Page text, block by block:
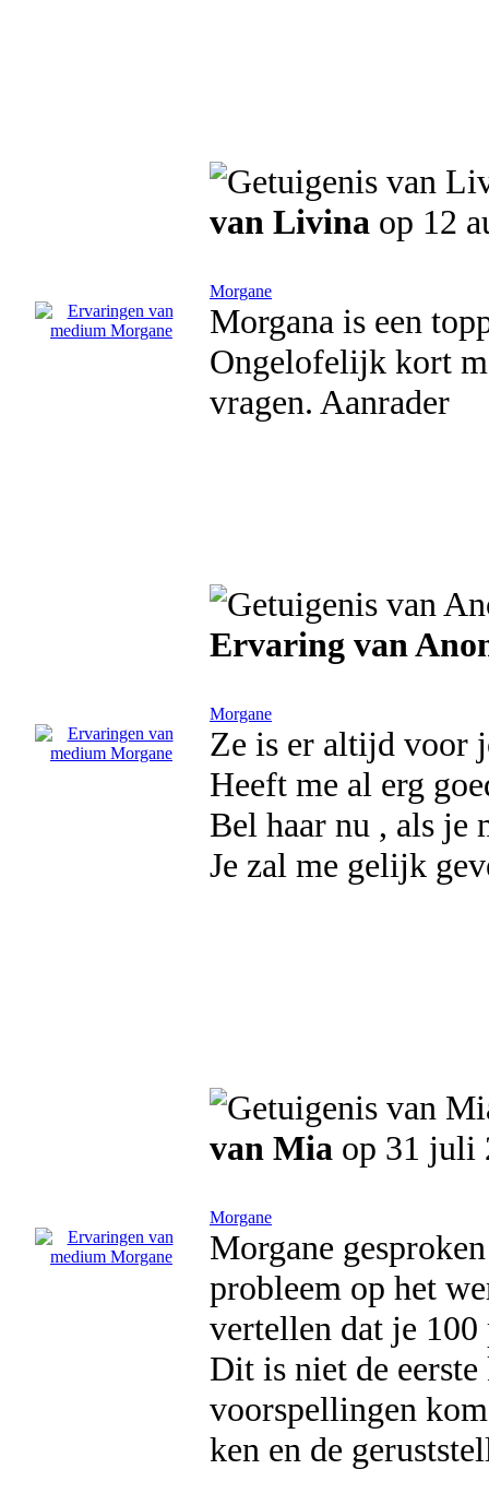
van Livina op 12
Morgane
Morgana is een
Ongelofelijk kort
vragen. Aanrader
Ervaring van
Morgane
Ze is er altijd voor
Heeft me al erg
Bel haar nu , als je
Je zal me gelijk
van Mia op 31 juli
Morgane
Morgane
probleem op het
vertellen dat je
Dit is niet de
voorspellingen
ken en de